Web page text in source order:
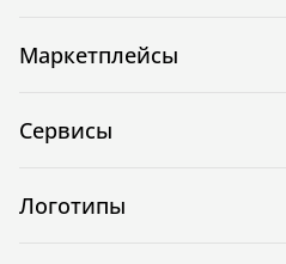
Маркетплейсы
Сервисы
Логотипы